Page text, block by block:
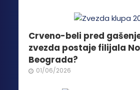
Crveno-beli pred
zvezda postaje filijala
Beograda?
01/06/2026